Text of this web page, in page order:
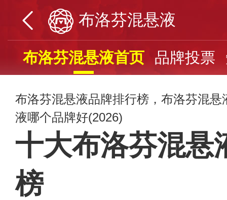
布洛芬混悬液
布洛芬混悬液首页 品牌投票
布洛芬混悬液品牌排行榜，布洛芬混
液哪个品牌好(2026)
十大布洛芬混悬
榜